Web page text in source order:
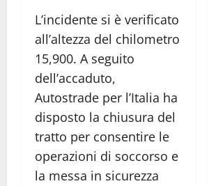
L’incidente si è verificato
all’altezza del chilometro
15,900. A seguito
dell’accaduto,
Autostrade per l’Italia ha
disposto la chiusura del
tratto per consentire le
operazioni di soccorso e
la messa in sicurezza